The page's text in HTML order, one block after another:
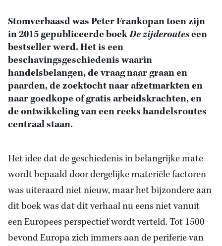
Stomverbaasd was Peter Frankopan toen zijn
in 2015 gepubliceerde boekDe zijderouteseen
bestseller werd. Het is een
beschavingsgeschiedenis waarin
handelsbelangen, de vraag naar graan en
paarden, de zoektocht naar afzetmarkten en
naar goedkope of gratis arbeidskrachten, en
de ontwikkeling van een reeks handelsroutes
centraal staan.
Het idee dat de geschiedenis in belangrijke mate
wordt bepaald door dergelijke materiële factoren
was uiteraard niet nieuw, maar het bijzondere aan
dit boek was dat dit verhaal nu eens niet vanuit
een Europees perspectief wordt verteld. Tot 1500
bevond Europa zich immers aan de periferie van